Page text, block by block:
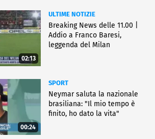
02:13
ULTIME NOTIZIE
Breaking News delle 11.00 |
Addio a Franco Baresi,
leggenda del Milan
00:24
SPORT
Neymar saluta la nazionale
brasiliana: "Il mio tempo è
finito, ho dato la vita"